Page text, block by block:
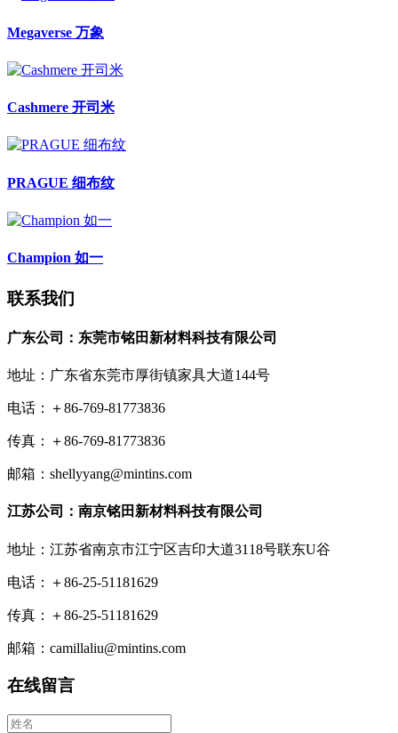
Megaverse 万象
Cashmere 开司米
PRAGUE 细布纹
Champion 如一
联系我们
广东公司：东莞市铭田新材料科技有限公司
地址：广东省东莞市厚街镇家具大道144号
电话：＋86-769-81773836
传真：＋86-769-81773836
邮箱：shellyyang@mintins.com
江苏公司：南京铭田新材料科技有限公司
地址：江苏省南京市江宁区吉印大道3118号联东U谷
电话：＋86-25-51181629
传真：＋86-25-51181629
邮箱：camillaliu@mintins.com
在线留言